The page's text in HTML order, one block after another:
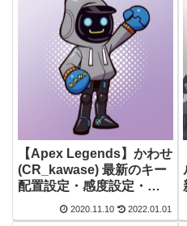
レジェンズ】
【Apex Legends】かわせ
(CR_kawase) 最新のキー
配置設定・感度設定・使
っている周辺機器(デバイ
ス) まとめ【エーペックス
2020.11.10 2022.01.01